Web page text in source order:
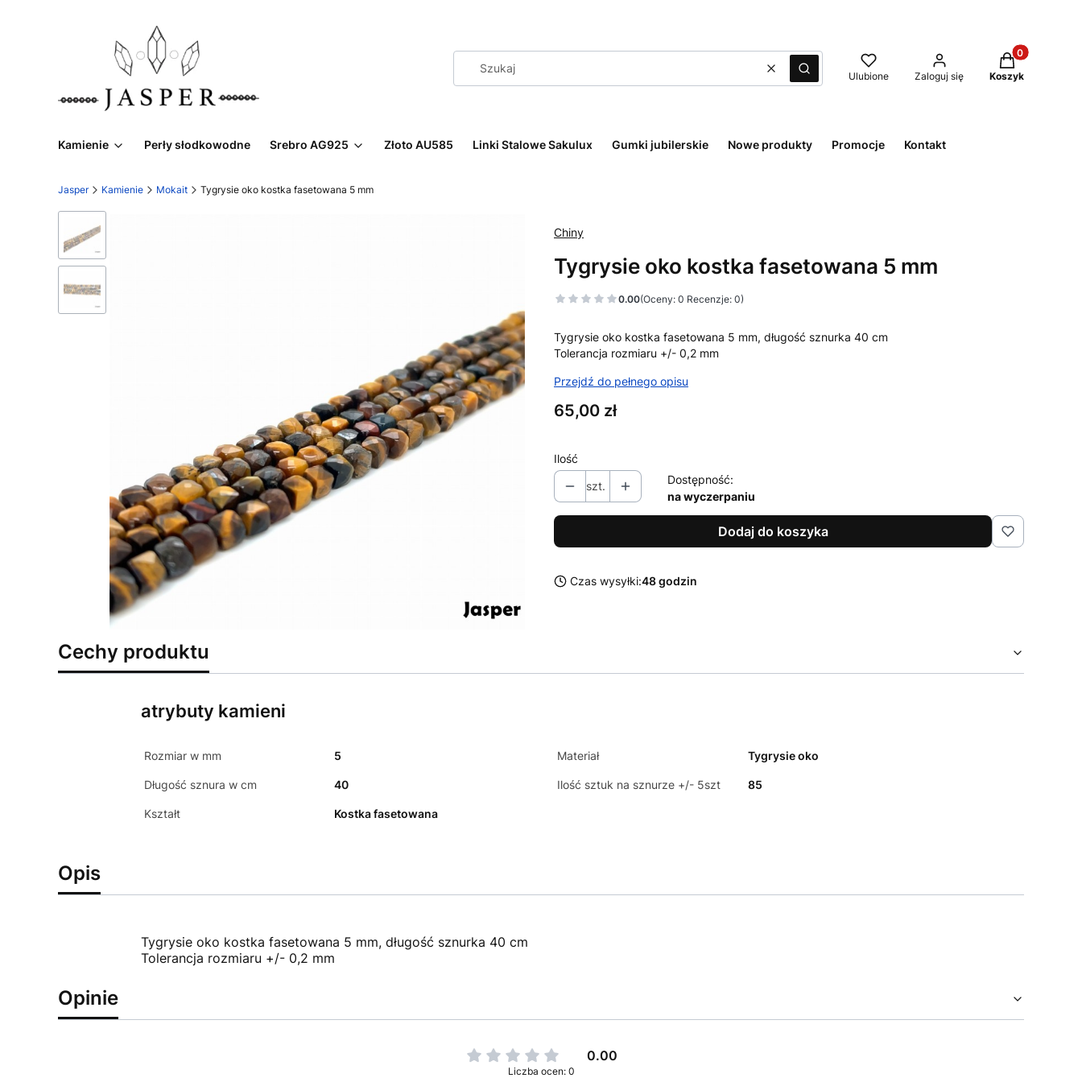
WyczyśćSzukaj Ulubione Zaloguj się
Produkty w
Koszyk
Kamienie Perły słodkowodne Srebro AG925 Złoto AU585 Linki Stalowe Sakulux Gumki jubilerskie Nowe produkty Promocje Kontakt
Jasper Kamienie Mokait Tygrysie oko kostka fasetowana 5 mm
Chiny
Tygrysie oko kostka fasetowana 5 mm
0.00(Oceny: 0 Recenzje: 0)
Tygrysie oko kostka fasetowana 5 mm, długość sznurka 40 cm
Tolerancja rozmiaru +/- 0,2 mm
Przejdź do pełnego opisu
Cena
65,00 zł
Ilość
szt.
Dostępność:
na wyczerpaniu
Dodaj do koszyka
Czas wysyłki:48 godzin
Cechy produktu
atrybuty kamieni
Rozmiar w mm 5 Materiał Tygrysie oko
Długość sznura w cm 40 Ilość sztuk na sznurze +/- 5szt 85
Kształt Kostka fasetowana
Opis
Tygrysie oko kostka fasetowana 5 mm, długość sznurka 40 cm
Tolerancja rozmiaru +/- 0,2 mm
Opinie
0.00
Liczba ocen: 0